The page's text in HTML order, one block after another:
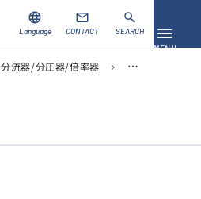
メニュ
MENU
language
Language
mail
CONTACT
search
SEARCH
分流器/分圧器/倍率器 chevron_right 機能で探す